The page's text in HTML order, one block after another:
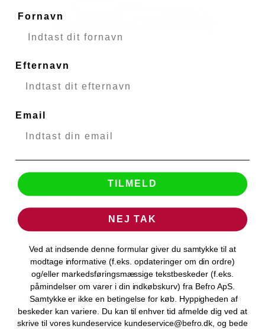
GITZO Etbensstativ Kulfiber eXact Traveler
GM2562T Serie 2
Gitzo
51198
2.799,00 DKK
VIS PRODUKT
Fornavn
Efternavn
Email
TILMELD
NEJ TAK
Ved at indsende denne formular giver du samtykke til at
modtage informative (f.eks. opdateringer om din ordre)
og/eller markedsføringsmæssige tekstbeskeder (f.eks.
påmindelser om varer i din indkøbskurv) fra Befro ApS.
Samtykke er ikke en betingelse for køb. Hyppigheden af
beskeder kan variere. Du kan til enhver tid afmelde dig ved at
skrive til vores kundeservice kundeservice@befro.dk, og bede